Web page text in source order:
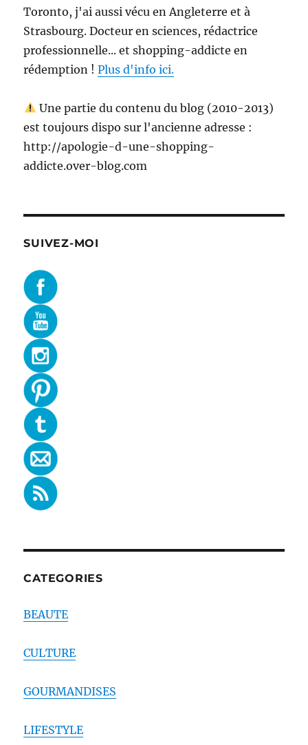
Toronto, j'ai aussi vécu en Angleterre et à
Strasbourg. Docteur en sciences, rédactrice
professionnelle... et shopping-addicte en
rédemption !Plus d'info ici.
Une partie du contenu du blog (2010-2013)
est toujours dispo sur l'ancienne adresse :
http://apologie-d-une-shopping-
addicte.over-blog.com
SUIVEZ-MOI
CATEGORIES
BEAUTE
CULTURE
GOURMANDISES
LIFESTYLE